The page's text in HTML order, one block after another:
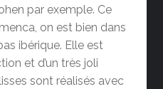
par exemple. Ce
on est bien dans
ibérique. Elle est
et d’un très joli
sont réalisés avec